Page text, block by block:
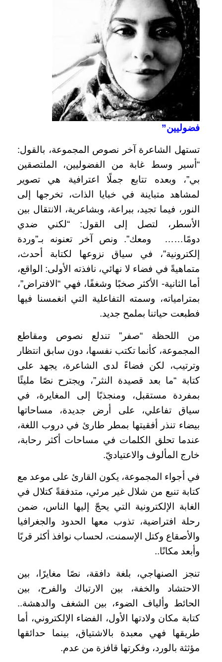
فضوليين”
تستهل الشاعرة آخر نصوص المجموعة، بالقول:
“أسير وسط غابة من الفضوليين، الملتصقين
بي”، وبعده تتابع جملًا اعترافية هي تصوير
لمشاهد متباينة في خبايا الذات، تخرجها إلى
النور، فيما تجيد، ببراعة، وبشاعرية، الانتقال بين
الأسطر، لتصل إلى القول: “لكني ضدي
دومًا…… ومعك”. ونص آخر تعنونه بـ”وردة
إلكترونية”، في سياق نزوعها لكتابة أحدث،
متماهيةً في فضاء لا نهائي، نافذته الأولى: الواقع،
أما الثانية- الأكثر صخبًا وشغفًا، فهي “الافتراض”،
بمترامياته، وسمته التفاعلية التي انغمسنا فيها
فطبعت حياتنا بملمح جديد.
من اللحظة “صفر” تندلع نصوص ومقاطع
المجموعة، كأنما تكتب نفسها، دون سابق انتظار
وترتيب، لكن فضاءً لدى الشاعرة، يجهد على
كتابة “ما بعد قصيدة النثر”، ويجترح نصًا مليئًا
بمفردة مستقبل، ومنجذبًا إلى المغايرة، في
سياق تفاعلي، على أرض جديدة، مساحاتها
بيضاء تنذر أفقيتها بمطر طارئ في دروب اللغة،
عندما تحلق الكلمات في مساحات أكثر رحابة،
خارج المألوف والاعتياديّ.
في أجواء المجموعة، يكون القارئ على موعد مع
كتابة تنبع من شلال غير مرئي، متدفقةً كتلال في
الغابة الإلكترونية التي يحجّ إليها الناس، ضمن
رحلة افتراضية، تذوب معها الحدود والجغرافيا
والأصقاع وكتل الإسمنت، لحساب نوافذ أكثر قربًا
وأبعد مكانًا..
تنجز الصنهاجي، بلغة دافقة، نصًا مغايرًا، بين
الاحتشاد والخفة، بين الارتباك والفرح، بين
الحائط وألياف الضوء، بين الشغف والدهشة..
كتابة مكان ولادتها الأول، الفضاء الإلكتروني، أما
طريقها فهي معبدة بالاشتياق، بينما حدائقها
مؤثثة بالورد، وفكرتها قافزة من عدم.